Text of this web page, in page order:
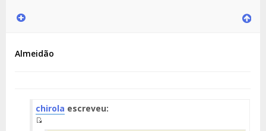
Almeidão
chirola escreveu:
Fuente